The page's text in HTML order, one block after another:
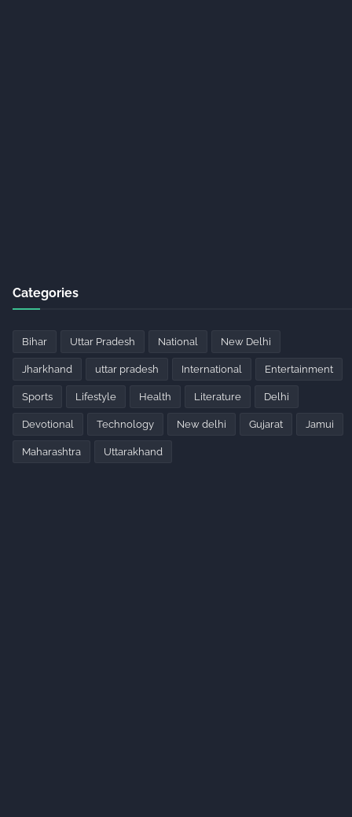
Categories
Bihar Uttar Pradesh National New Delhi
Jharkhand uttar pradesh International Entertainment
Sports Lifestyle Health Literature Delhi
Devotional Technology New delhi Gujarat Jamui
Maharashtra Uttarakhand